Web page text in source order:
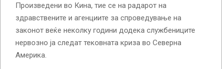
Произведени во Кина, тие се на радарот на
здравствените и агенциите за спроведување на
законот веќе неколку години додека службениците
нервозно ја следат тековната криза во Северна
Америка.